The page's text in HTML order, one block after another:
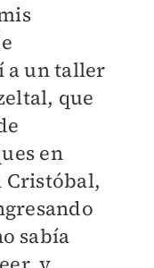
a un taller
que
en
Cristóbal,
sabía